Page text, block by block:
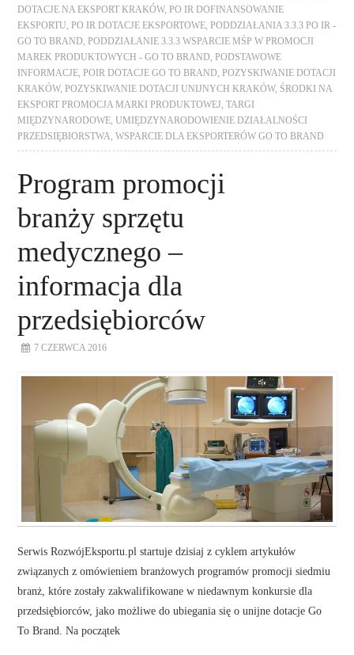
DOTACJE NA EKSPORT KRAKÓW,PO IR DOFINANSOWANIE
EKSPORTU ,PO IR DOTACJE EKSPORTOWE ,PODDZIAŁANIA 3.3.3 PO IR -
GO TO BRAND ,PODDZIAŁANIE 3.3.3 WSPARCIE MŚP W PROMOCJI
MAREK PRODUKTOWYCH - GO TO BRAND ,PODSTAWOWE
INFORMACJE ,POIR DOTACJE GO TO BRAND ,POZYSKIWANIE DOTACJI
KRAKÓW,POZYSKIWANIE DOTACJI UNIJNYCH KRAKÓW, ŚRODKI NA
EKSPORT PROMOCJA MARKI PRODUKTOWEJ ,TARGI
MIĘDZYNARODOWE ,UMIĘDZYNARODOWIENIE DZIAŁALNOŚCI
PRZEDSIĘBIORSTWA ,WSPARCIE DLA EKSPORTERÓW GO TO BRAND
Program promocji
branży sprzętu
medycznego –
informacja dla
przedsiębiorców
7 CZERWCA 2016
Serwis RozwójEksportu.pl startuje dzisiaj z cyklem artykułów
związanych z omówieniem branżowych programów promocji siedmiu
branż, które zostały zakwalifikowane w niedawnym konkursie dla
przedsiębiorców, jako możliwe do ubiegania się o unijne dotacje Go
To Brand. Na początek